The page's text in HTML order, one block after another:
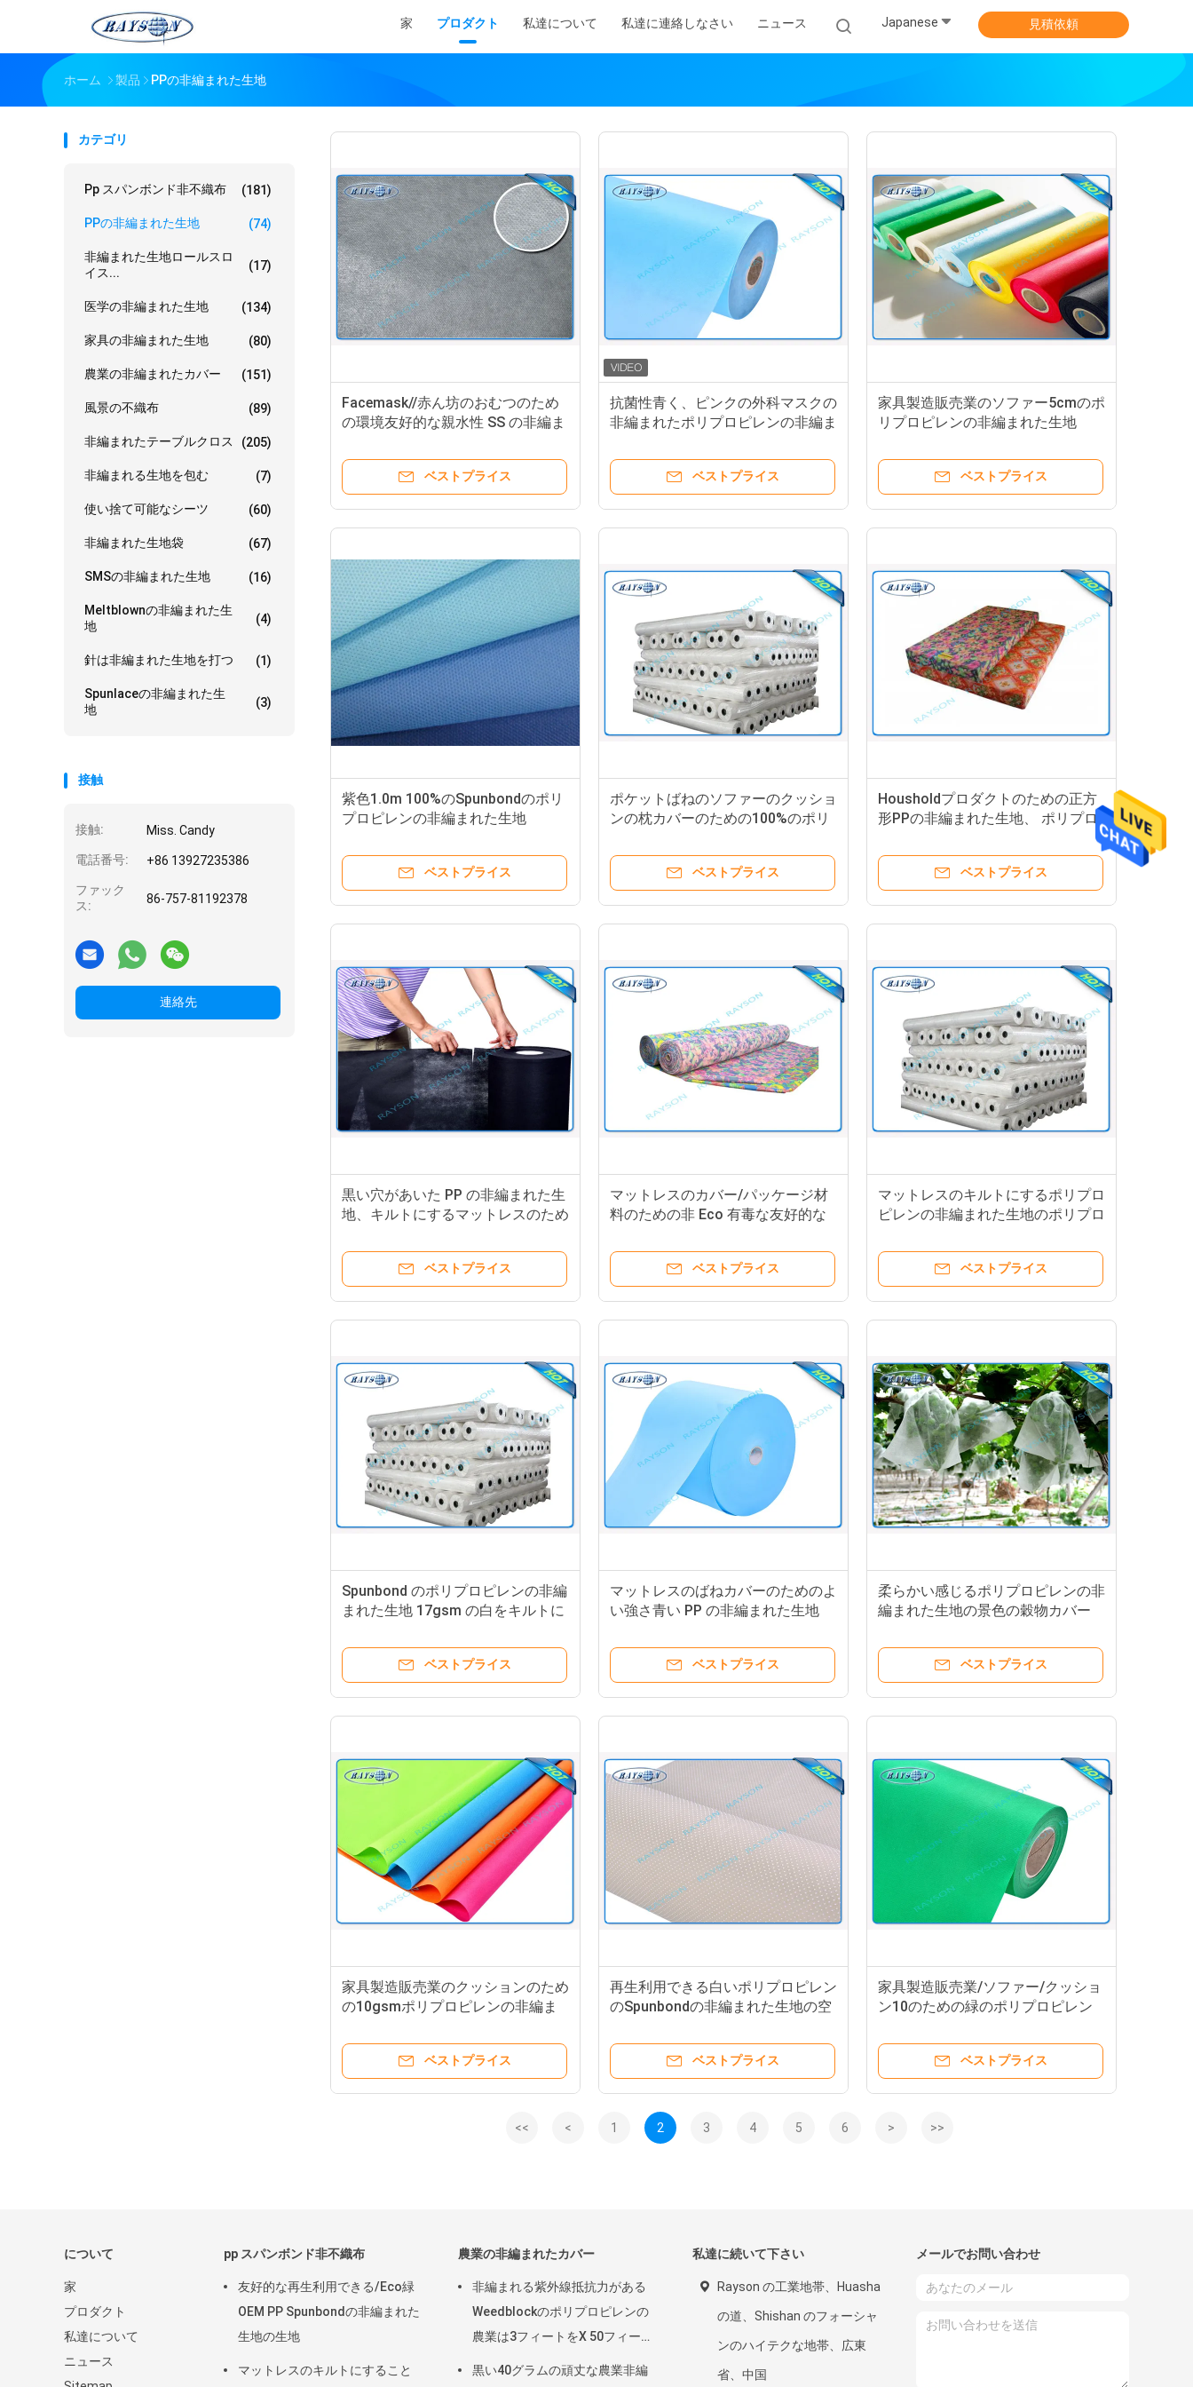
家 プロダクト 私達について 私達に連絡しなさい ニュース Japanese 見積依頼
ホーム 製品 PPの非編まれた生地
カテゴリ
Pp スパンボンド非不織布 (181)
PPの非編まれた生地 (74)
非編まれた生地ロールスロ
イス...
(17)
医学の非編まれた生地 (134)
家具の非編まれた生地 (80)
農業の非編まれたカバー (151)
風景の不織布 (89)
非編まれたテーブルクロス (205)
非編まれる生地を包む (7)
使い捨て可能なシーツ (60)
非編まれた生地袋 (67)
SMSの非編まれた生地 (16)
Meltblownの非編まれた生
地
(4)
針は非編まれた生地を打つ (1)
Spunlaceの非編まれた生
地
(3)
接触
接触: Miss. Candy
電話番号: +86 13927235386
ファック
ス:
86-757-81192378
連絡先
Facemask//赤ん坊のおむつのため
の環境友好的な親水性 SS の非編ま
ベストプライス
抗菌性青く、ピンクの外科マスクの
非編まれたポリプロピレンの非編ま
ベストプライス
家具製造販売業のソファー5cmのポ
リプロピレンの非編まれた生地
ベストプライス
紫色1.0m 100%のSpunbondのポリ
プロピレンの非編まれた生地
ベストプライス
ポケットばねのソファーのクッショ
ンの枕カバーのための100%のポリ
ベストプライス
Housholdプロダクトのための正方
形PPの非編まれた生地、 ポリプロ
ベストプライス
黒い穴があいた PP の非編まれた生
地、キルトにするマットレスのため
ベストプライス
マットレスのカバー/パッケージ材
料のための非 Eco 有毒な友好的な
ベストプライス
マットレスのキルトにするポリプロ
ピレンの非編まれた生地のポリプロ
ベストプライス
Spunbond のポリプロピレンの非編
まれた生地 17gsm の白をキルトに
ベストプライス
マットレスのばねカバーのためのよ
い強さ青い PP の非編まれた生地
ベストプライス
柔らかい感じるポリプロピレンの非
編まれた生地の景色の穀物カバー
ベストプライス
家具製造販売業のクッションのため
の10gsmポリプロピレンの非編ま
ベストプライス
再生利用できる白いポリプロピレン
のSpunbondの非編まれた生地の空
ベストプライス
家具製造販売業/ソファー/クッショ
ン10のための緑のポリプロピレン
ベストプライス
<< < 1 2 3 4 5 6 > >>
について
家
プロダクト
私達について
ニュース
pp スパンボンド非不織布
友好的な再生利用できる/Eco緑
OEM PP Spunbondの非編まれた
生地の生地
マットレスのキルトにすること
農業の非編まれたカバー
非編まれる紫外線抵抗力がある
Weedblockのポリプロピレンの
農業は3フィートをX 50フィート
黒い40グラムの頑丈な農業非編
私達に続いて下さい
Rayson の工業地帯、Huasha
の道、Shishan のフォーシャ
ンのハイテクな地帯、広東
省、中国
メールでお問い合わせ